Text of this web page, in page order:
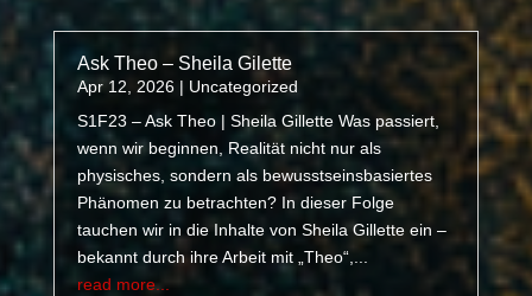
Ask Theo – Sheila Gilette
Apr 12, 2026| Uncategorized
S1F23 – Ask Theo | Sheila Gillette Was passiert,
wenn wir beginnen, Realität nicht nur als
physisches, sondern als bewusstseinsbasiertes
Phänomen zu betrachten? In dieser Folge
tauchen wir in die Inhalte von Sheila Gillette ein –
bekannt durch ihre Arbeit mit „Theo“,...
read more...